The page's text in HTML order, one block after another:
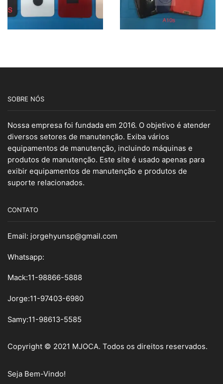
SOBRE NÓS
Nossa empresa foi fundada em 2016. O objetivo é atender
diversos setores de manutenção. Exiba vários
equipamentos de manutenção, incluindo máquinas e
produtos de manutenção. Este site é usado apenas para
exibir equipamentos de manutenção e produtos de
suporte relacionados.
CONTATO
Email: jorgehyunsp@gmail.com
Whatsapp:
Mack:11-98866-5888
Jorge:11-97403-6980
Samy:11-98613-5585
Copyright © 2021 MJOCA. Todos os direitos reservados.
Seja Bem-Vindo!